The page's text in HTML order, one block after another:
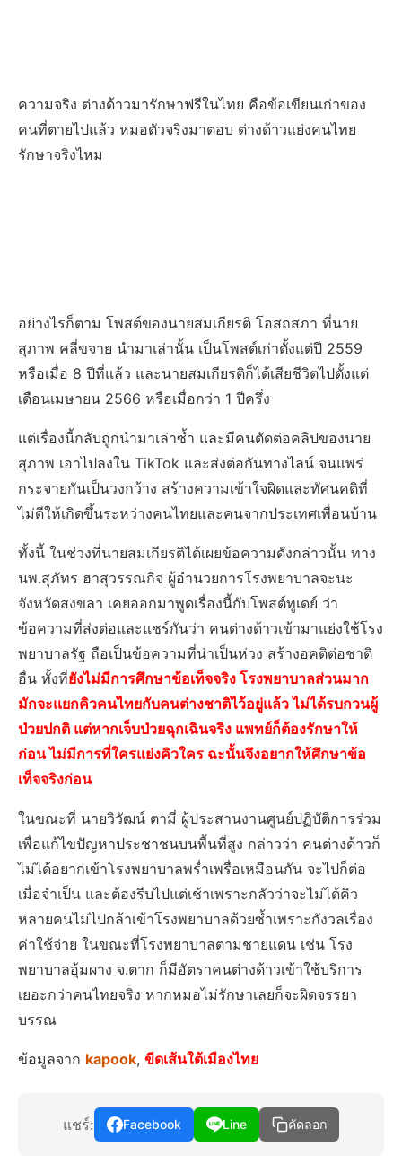
ความจริง ต่างด้าวมารักษาฟรีในไทย คือข้อเขียนเก่าของ
คนที่ตายไปแล้ว หมอตัวจริงมาตอบ ต่างด้าวแย่งคนไทย
รักษาจริงไหม
อย่างไรก็ตาม โพสต์ของนายสมเกียรติ โอสถสภา ที่นาย
สุภาพ คลี่ขจาย นำมาเล่านั้น เป็นโพสต์เก่าตั้งแต่ปี 2559
หรือเมื่อ 8 ปีที่แล้ว และนายสมเกียรติก็ได้เสียชีวิตไปตั้งแต่
เดือนเมษายน 2566 หรือเมื่อกว่า 1 ปีครึ่ง
แต่เรื่องนี้กลับถูกนำมาเล่าซ้ำ และมีคนตัดต่อคลิปของนาย
สุภาพ เอาไปลงใน TikTok และส่งต่อกันทางไลน์ จนแพร่
กระจายกันเป็นวงกว้าง สร้างความเข้าใจผิดและทัศนคติที่
ไม่ดีให้เกิดขึ้นระหว่างคนไทยและคนจากประเทศเพื่อนบ้าน
ทั้งนี้ ในช่วงที่นายสมเกียรติได้เผยข้อความดังกล่าวนั้น ทาง
นพ.สุภัทร ฮาสุวรรณกิจ ผู้อำนวยการโรงพยาบาลจะนะ
จังหวัดสงขลา เคยออกมาพูดเรื่องนี้กับโพสต์ทูเดย์ ว่า
ข้อความที่ส่งต่อและแชร์กันว่า คนต่างด้าวเข้ามาแย่งใช้โรง
พยาบาลรัฐ ถือเป็นข้อความที่น่าเป็นห่วง สร้างอคติต่อชาติ
อื่น ทั้งที่ยังไม่มีการศึกษาข้อเท็จจริง โรงพยาบาลส่วนมาก
มักจะแยกคิวคนไทยกับคนต่างชาติไว้อยู่แล้ว ไม่ได้รบกวนผู้
ป่วยปกติ แต่หากเจ็บป่วยฉุกเฉินจริง แพทย์ก็ต้องรักษาให้
ก่อน ไม่มีการที่ใครแย่งคิวใคร ฉะนั้นจึงอยากให้ศึกษาข้อ
เท็จจริงก่อน
ในขณะที่ นายวิวัฒน์ ตามี่ ผู้ประสานงานศูนย์ปฏิบัติการร่วม
เพื่อแก้ไขปัญหาประชาชนบนพื้นที่สูง กล่าวว่า คนต่างด้าวก็
ไม่ได้อยากเข้าโรงพยาบาลพร่ำเพรื่อเหมือนกัน จะไปก็ต่อ
เมื่อจำเป็น และต้องรีบไปแต่เช้าเพราะกลัวว่าจะไม่ได้คิว
หลายคนไม่ไปกล้าเข้าโรงพยาบาลด้วยซ้ำเพราะกังวลเรื่อง
ค่าใช้จ่าย ในขณะที่โรงพยาบาลตามชายแดน เช่น โรง
พยาบาลอุ้มผาง จ.ตาก ก็มีอัตราคนต่างด้าวเข้าใช้บริการ
เยอะกว่าคนไทยจริง หากหมอไม่รักษาเลยก็จะผิดจรรยา
บรรณ
ข้อมูลจาก kapook, ขีดเส้นใต้เมืองไทย
แชร์: Facebook Line คัดลอก